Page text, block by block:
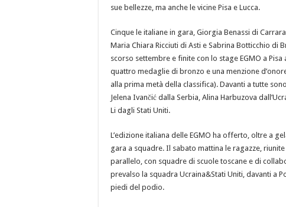
sue bellezze, ma anche le vicine Pisa e Lucca.
Cinque le italiane in gara, Giorgia Benassi di
Maria Chiara Ricciuti di Asti e Sabrina Botticchio di
scorso settembre e finite con lo stage EGMO a
quattro medaglie di bronzo e una menzione
alla prima metà della classifica). Davanti a tutte
Jelena Ivančić dalla Serbia, Alina Harbuzova
Li dagli Stati Uniti.
L’edizione italiana delle EGMO ha offerto, oltre a
gara a squadre. Il sabato mattina le ragazze,
parallelo, con squadre di scuole toscane e di
prevalso la squadra Ucraina&Stati Uniti, davanti a
piedi del podio.